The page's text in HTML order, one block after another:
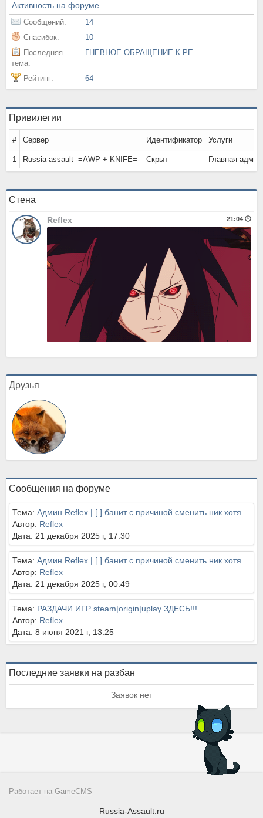
Активность на форуме
Сообщений:
14
Спасибок:
10
Последняя
тема:
ГНЕВНОЕ ОБРАЩЕНИЕ К РЕФЛЕКСУ
Рейтинг: 64
Привилегии
# Сервер Идентификатор Услуги
1 Russia-assault -=AWP + KNIFE=- Скрыт Главная
Стена
Reflex 21:04
Друзья
Сообщения на форуме
Тема: Админ Reflex | [ ] банит с причиной сменить ник хотя он не нарушает правил. Также мешает людям фаниться между собой тупо админ руина
Автор: Reflex
Дата: 21 декабря 2025 г, 17:30
Тема: Админ Reflex | [ ] банит с причиной сменить ник хотя он не нарушает правил. Также мешает людям фаниться между собой тупо админ руина
Автор: Reflex
Дата: 21 декабря 2025 г, 00:49
Тема: РАЗДАЧИ ИГР steam|origin|uplay ЗДЕСЬ!!!
Автор: Reflex
Дата: 8 июня 2021 г, 13:25
Последние заявки на разбан
Заявок нет
Работает на GameCMS
Russia-Assault.ru